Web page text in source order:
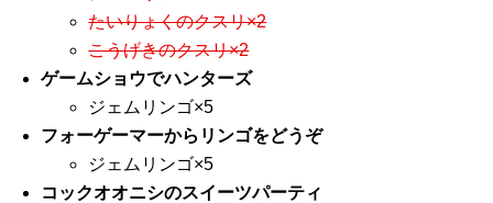
たいりょくのクスリ×2
こうげきのクスリ×2
ゲームショウでハンターズ
ジェムリンゴ×5
フォーゲーマーからリンゴをどうぞ
ジェムリンゴ×5
コックオオニシのスイーツパーティ